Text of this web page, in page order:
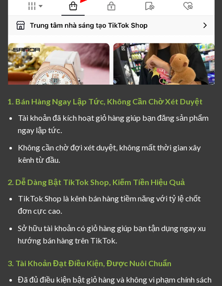
1. Bán Hàng Ngay Lập Tức, Không Cần Chờ Xét Duyệt
Tài khoản đã kích hoạt giỏ hàng giúp bạn đăng sản phẩm
ngay lập tức.
Không cần chờ đợi xét duyệt, không mất thời gian xây
kênh từ đầu.
2. Dễ Dàng Bật TikTok Shop, Kiếm Tiền Hiệu Quả
TikTok Shop là kênh bán hàng tiềm năng với tỷ lệ chốt
đơn cực cao.
Sở hữu tài khoản có giỏ hàng giúp bạn tận dụng ngay xu
hướng bán hàng trên TikTok.
3. Tài Khoản Đạt Điều Kiện, Được Nuôi Chuẩn
Đã đủ điều kiện bật giỏ hàng và không vi phạm chính sách